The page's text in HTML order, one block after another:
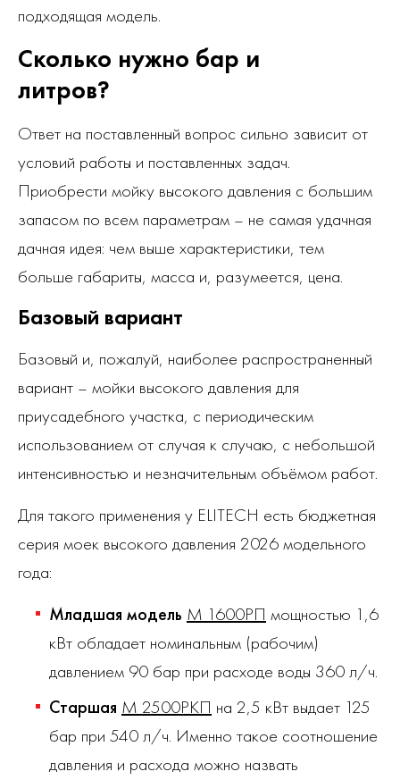
подходящая модель.
Сколько нужно бар и
литров?
Ответ на поставленный вопрос сильно зависит от
условий работы и поставленных задач.
Приобрести мойку высокого давления с большим
запасом по всем параметрам – не самая удачная
дачная идея: чем выше характеристики, тем
больше габариты, масса и, разумеется, цена.
Базовый вариант
Базовый и, пожалуй, наиболее распространенный
вариант – мойки высокого давления для
приусадебного участка, с периодическим
использованием от случая к случаю, с небольшой
интенсивностью и незначительным объёмом работ.
Для такого применения у ELITECH есть бюджетная
серия моек высокого давления 2026 модельного
года:
Младшая модель М 1600РП мощностью 1,6
кВт обладает номинальным (рабочим)
давлением 90 бар при расходе воды 360 л/ч.
Старшая М 2500РКП на 2,5 кВт выдает 125
бар при 540 л/ч. Именно такое соотношение
давления и расхода можно назвать